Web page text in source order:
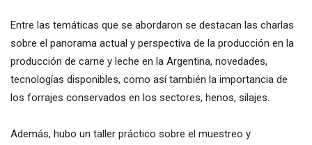
Entre las temáticas que se abordaron se destacan las charlas
sobre el panorama actual y perspectiva de la producción en la
producción de carne y leche en la Argentina, novedades,
tecnologías disponibles, como así también la importancia de
los forrajes conservados en los sectores, henos, silajes.
Además, hubo un taller práctico sobre el muestreo y